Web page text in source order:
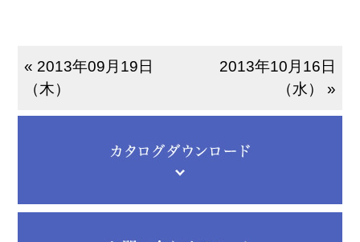
« 2013年09月19日
（木）
2013年10月16日
（水） »